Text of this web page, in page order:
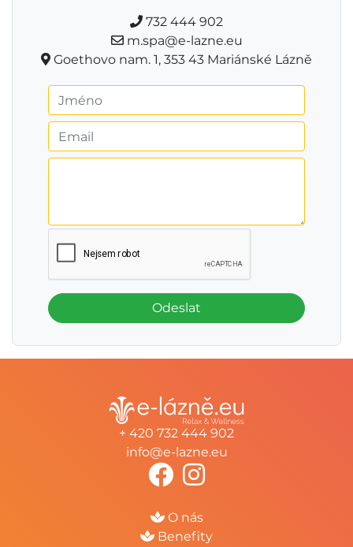
732 444 902
m.spa@e-lazne.eu
Goethovo nam. 1, 353 43 Mariánské Lázně
Odeslat
+ 420 732 444 902
info@e-lazne.eu
O nás
Benefity